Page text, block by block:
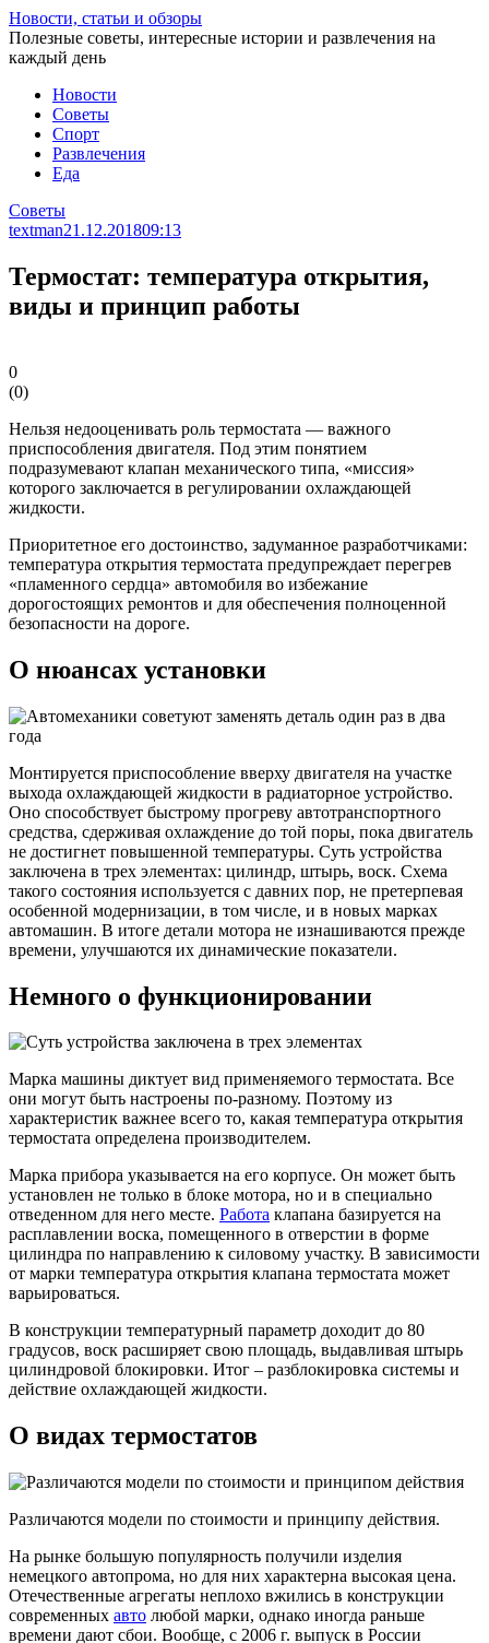
Перейти
к
статье
Новости, статьи и обзоры
Полезные советы, интересные истории и развлечения на
каждый день
Новости
Советы
Спорт
Развлечения
Еда
Советы
textman21.12.201809:13
Термостат: температура открытия,
виды и принцип работы
0
(0)
Нельзя недооценивать роль термостата — важного
приспособления двигателя. Под этим понятием
подразумевают клапан механического типа, «миссия»
которого заключается в регулировании охлаждающей
жидкости.
Приоритетное его достоинство, задуманное разработчиками:
температура открытия термостата предупреждает перегрев
«пламенного сердца» автомобиля во избежание
дорогостоящих ремонтов и для обеспечения полноценной
безопасности на дороге.
О нюансах установки
Монтируется приспособление вверху двигателя на участке
выхода охлаждающей жидкости в радиаторное устройство.
Оно способствует быстрому прогреву автотранспортного
средства, сдерживая охлаждение до той поры, пока двигатель
не достигнет повышенной температуры. Суть устройства
заключена в трех элементах: цилиндр, штырь, воск. Схема
такого состояния используется с давних пор, не претерпевая
особенной модернизации, в том числе, и в новых марках
автомашин. В итоге детали мотора не изнашиваются прежде
времени, улучшаются их динамические показатели.
Немного о функционировании
Марка машины диктует вид применяемого термостата. Все
они могут быть настроены по-разному. Поэтому из
характеристик важнее всего то, какая температура открытия
термостата определена производителем.
Марка прибора указывается на его корпусе. Он может быть
установлен не только в блоке мотора, но и в специально
отведенном для него месте. Работа клапана базируется на
расплавлении воска, помещенного в отверстии в форме
цилиндра по направлению к силовому участку. В зависимости
от марки температура открытия клапана термостата может
варьироваться.
В конструкции температурный параметр доходит до 80
градусов, воск расширяет свою площадь, выдавливая штырь
цилиндровой блокировки. Итог – разблокировка системы и
действие охлаждающей жидкости.
О видах термостатов
Различаются модели по стоимости и принципу действия.
На рынке большую популярность получили изделия
немецкого автопрома, но для них характерна высокая цена.
Отечественные агрегаты неплохо вжились в конструкции
современных авто любой марки, однако иногда раньше
времени дают сбои. Вообще, с 2006 г. выпуск в России